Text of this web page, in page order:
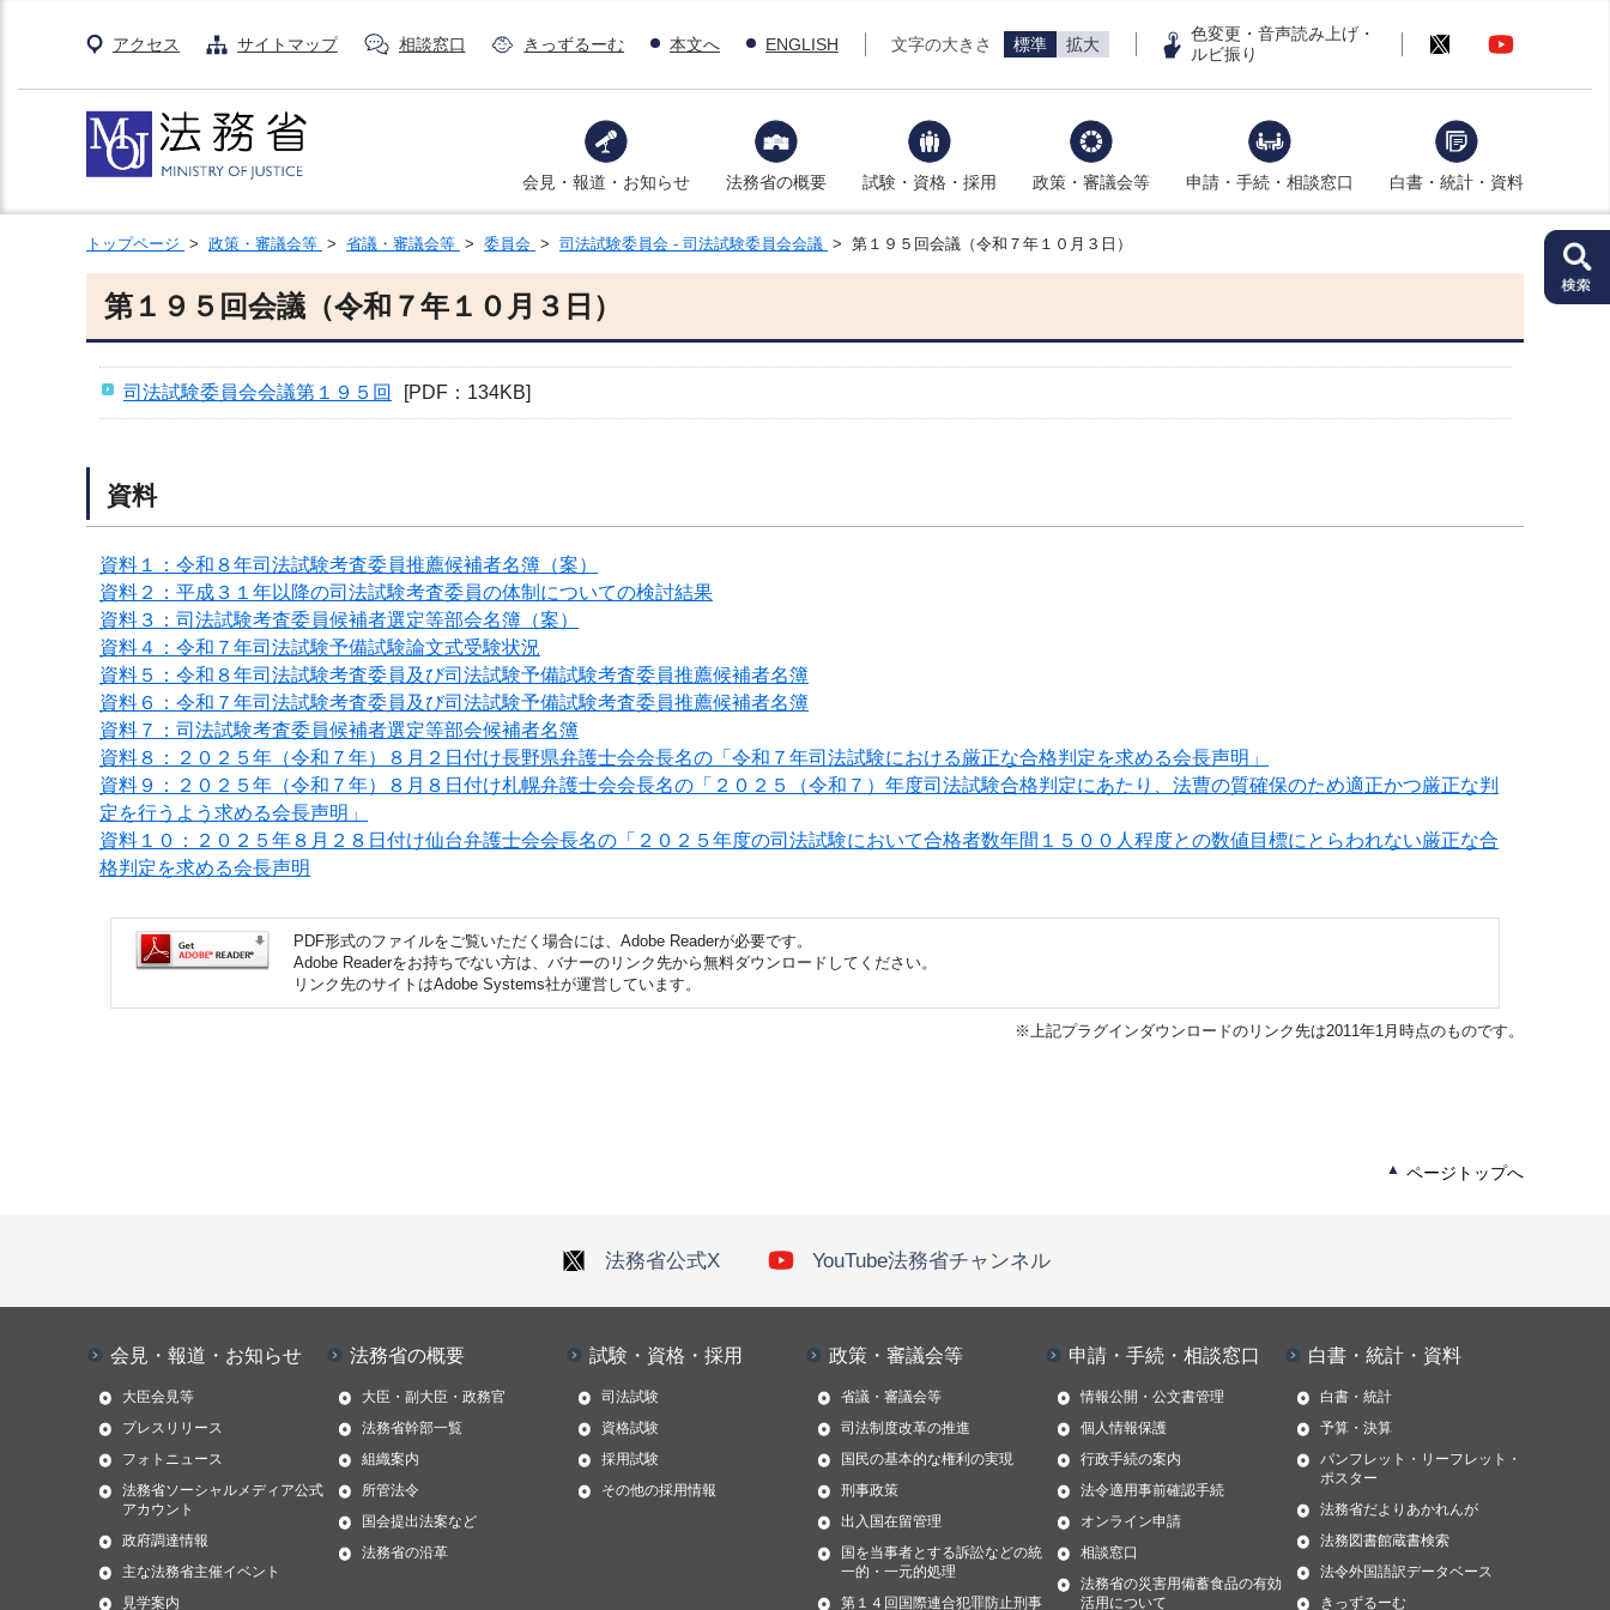
アクセス サイトマップ 相談窓口 きっずるーむ 本文へ ENGLISH 文字の大きさ 標準 拡大
色変更・音声読み上げ・
ルビ振り
会見・報道・お知らせ 法務省の概要 試験・資格・採用 政策・審議会等 申請・手続・相談窓口 白書・統計・資料
トップページ > 政策・審議会等 > 省議・審議会等 > 委員会 > 司法試験委員会 - 司法試験委員会会議 > 第１９５回会議（令和７年１０月３日）
第１９５回会議（令和７年１０月３日）
司法試験委員会会議第１９５回 [PDF：134KB]
資料
資料１：令和８年司法試験考査委員推薦候補者名簿（案）
資料２：平成３１年以降の司法試験考査委員の体制についての検討結果
資料３：司法試験考査委員候補者選定等部会名簿（案）
資料４：令和７年司法試験予備試験論文式受験状況
資料５：令和８年司法試験考査委員及び司法試験予備試験考査委員推薦候補者名簿
資料６：令和７年司法試験考査委員及び司法試験予備試験考査委員推薦候補者名簿
資料７：司法試験考査委員候補者選定等部会候補者名簿
資料８：２０２５年（令和７年）８月２日付け長野県弁護士会会長名の「令和７年司法試験における厳正な合格判定を求める会長声明」
資料９：２０２５年（令和７年）８月８日付け札幌弁護士会会長名の「２０２５（令和７）年度司法試験合格判定にあたり、法曹の質確保のため適正かつ厳正な判
定を行うよう求める会長声明」
資料１０：２０２５年８月２８日付け仙台弁護士会会長名の「２０２５年度の司法試験において合格者数年間１５００人程度との数値目標にとらわれない厳正な合
格判定を求める会長声明
PDF形式のファイルをご覧いただく場合には、Adobe Readerが必要です。
Adobe Readerをお持ちでない方は、バナーのリンク先から無料ダウンロードしてください。
リンク先のサイトはAdobe Systems社が運営しています。
※上記プラグインダウンロードのリンク先は2011年1月時点のものです。
ページトップへ
法務省公式X YouTube法務省チャンネル
会見・報道・お知らせ
大臣会見等
プレスリリース
フォトニュース
法務省ソーシャルメディア公式
アカウント
政府調達情報
主な法務省主催イベント
見学案内
法務省の概要
大臣・副大臣・政務官
法務省幹部一覧
組織案内
所管法令
国会提出法案など
法務省の沿革
試験・資格・採用
司法試験
資格試験
採用試験
その他の採用情報
政策・審議会等
省議・審議会等
司法制度改革の推進
国民の基本的な権利の実現
刑事政策
出入国在留管理
国を当事者とする訴訟などの統
一的・一元的処理
第１４回国際連合犯罪防止刑事
申請・手続・相談窓口
情報公開・公文書管理
個人情報保護
行政手続の案内
法令適用事前確認手続
オンライン申請
相談窓口
法務省の災害用備蓄食品の有効
活用について
白書・統計・資料
白書・統計
予算・決算
パンフレット・リーフレット・
ポスター
法務省だよりあかれんが
法務図書館蔵書検索
法令外国語訳データベース
きっずるーむ